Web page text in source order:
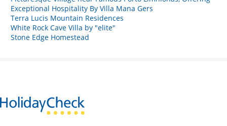
Exceptional Hospitality By Villa Mana Gers
Terra Lucis Mountain Residences
White Rock Cave Villa by "elite"
Stone Edge Homestead